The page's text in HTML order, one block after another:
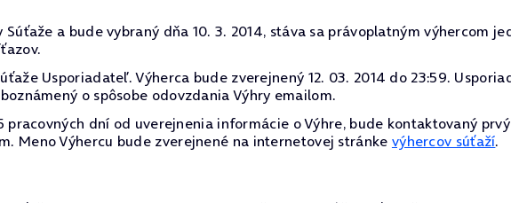
a bude vybraný dňa 10. 3. 2014, stáva sa právoplatným výhercom
Usporiadateľ. Výherca bude zverejnený 12. 03. 2014 do 23:59.
o spôsobe odovzdania Výhry emailom.
pracovných dní od uverejnenia informácie o Výhre, bude kontaktovaný
Meno Výhercu bude zverejnené na internetovej stránke výhercov súťaží.